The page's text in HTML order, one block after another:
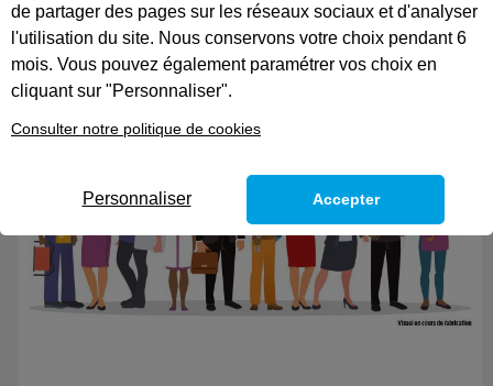
CODES
de partager des pages sur les réseaux sociaux et d'analyser
l'utilisation du site. Nous conservons votre choix pendant 6
mois. Vous pouvez également paramétrer vos choix en
cliquant sur "Personnaliser".
Consulter notre politique de cookies
Personnaliser Accepter